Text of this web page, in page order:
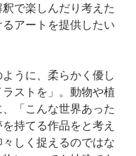
で楽しんだり考えた
るアートを提供したい
ように、柔らかく優し
ラストを」。動物や植
「こんな世界あった
持てる作品をと考え
しく捉えるのではな